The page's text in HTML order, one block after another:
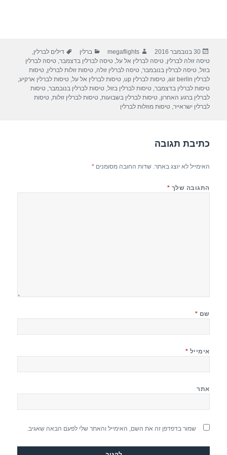
פורסם
בתאריך
30 בנובמבר 2016 מחבר
megaflights קטגוריות
ברלין תגיות
דילים לברלין,
טיסה זולה לברלין,טיסה לברלין אל על,טיסה לברלין בדצמבר,טיסה לברלין
בזול,טיסה לברלין בנובמבר,טיסה לברלין זולה,טיסות זולות לברלין,טיסות
לברלין air berlin
,טיסות לברלין up ,טיסות לברלין אל על,טיסות לברלין ארקיע,
טיסות לברלין בדצמבר,טיסות לברלין בזול,טיסות לברלין בנובמבר,טיסות
לברלין ברגע האחרון,טיסות לברלין בשבועות,טיסות לברלין זולות,טיסות
לברלין ישראייר,טיסות מוזלות לברלין
כתיבת תגובה
האימייל לא יוצג באתר. שדות החובה מסומנים*
התגובה שלך *
שם *
אימייל *
אתר
שמור בדפדפן זה את השם, האימייל והאתר שלי לפעם הבאה שאגיב.